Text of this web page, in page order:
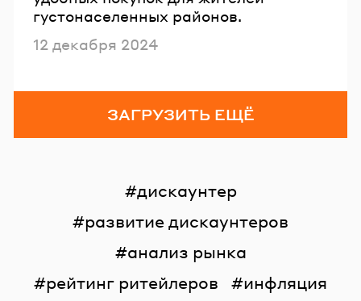
густонаселенных районов.
Опубликовано
12 декабря 2024
ЗАГРУЗИТЬ ЕЩЁ
дискаунтер
развитие дискаунтеров
анализ рынка
рейтинг ритейлеров
инфляция